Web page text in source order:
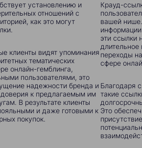
установлению и
отношений с
как это могут
клиенты видят упоминания
тематических
онлайн-гемблинга,
пользователями, это
надежности бренда и
к предлагаемым им
В результате клиенты
и даже готовыми к
покупок.
Крауд-
вашей
эти ссылки
переходы
сфере
Благодаря
такие
Это